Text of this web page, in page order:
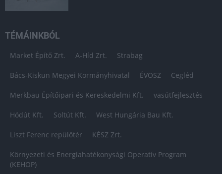
TÉMÁINKBÓL
Market Építő Zrt. A-Híd Zrt. Strabag
Bács-Kiskun Megyei Kormányhivatal ÉVOSZ Cegléd
Merkbau Építőipari és Kereskedelmi Kft. vasútfejlesztés
Hódút Kft. Soltút Kft. West Hungária Bau Kft.
Liszt Ferenc repülőtér KÉSZ Zrt.
Környezeti és Energiahatékonysági Operatív Program
(KEHOP)